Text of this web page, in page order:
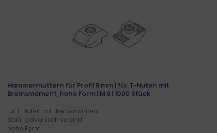
Hammermuttern für Profil 8 mm | für T-Nuten mit
Bremsmoment, hohe Form | M 6 | 1000 Stück
für T-Nuten mit Bremsmoment
Stahl galvanisch verzinkt
hohe Form